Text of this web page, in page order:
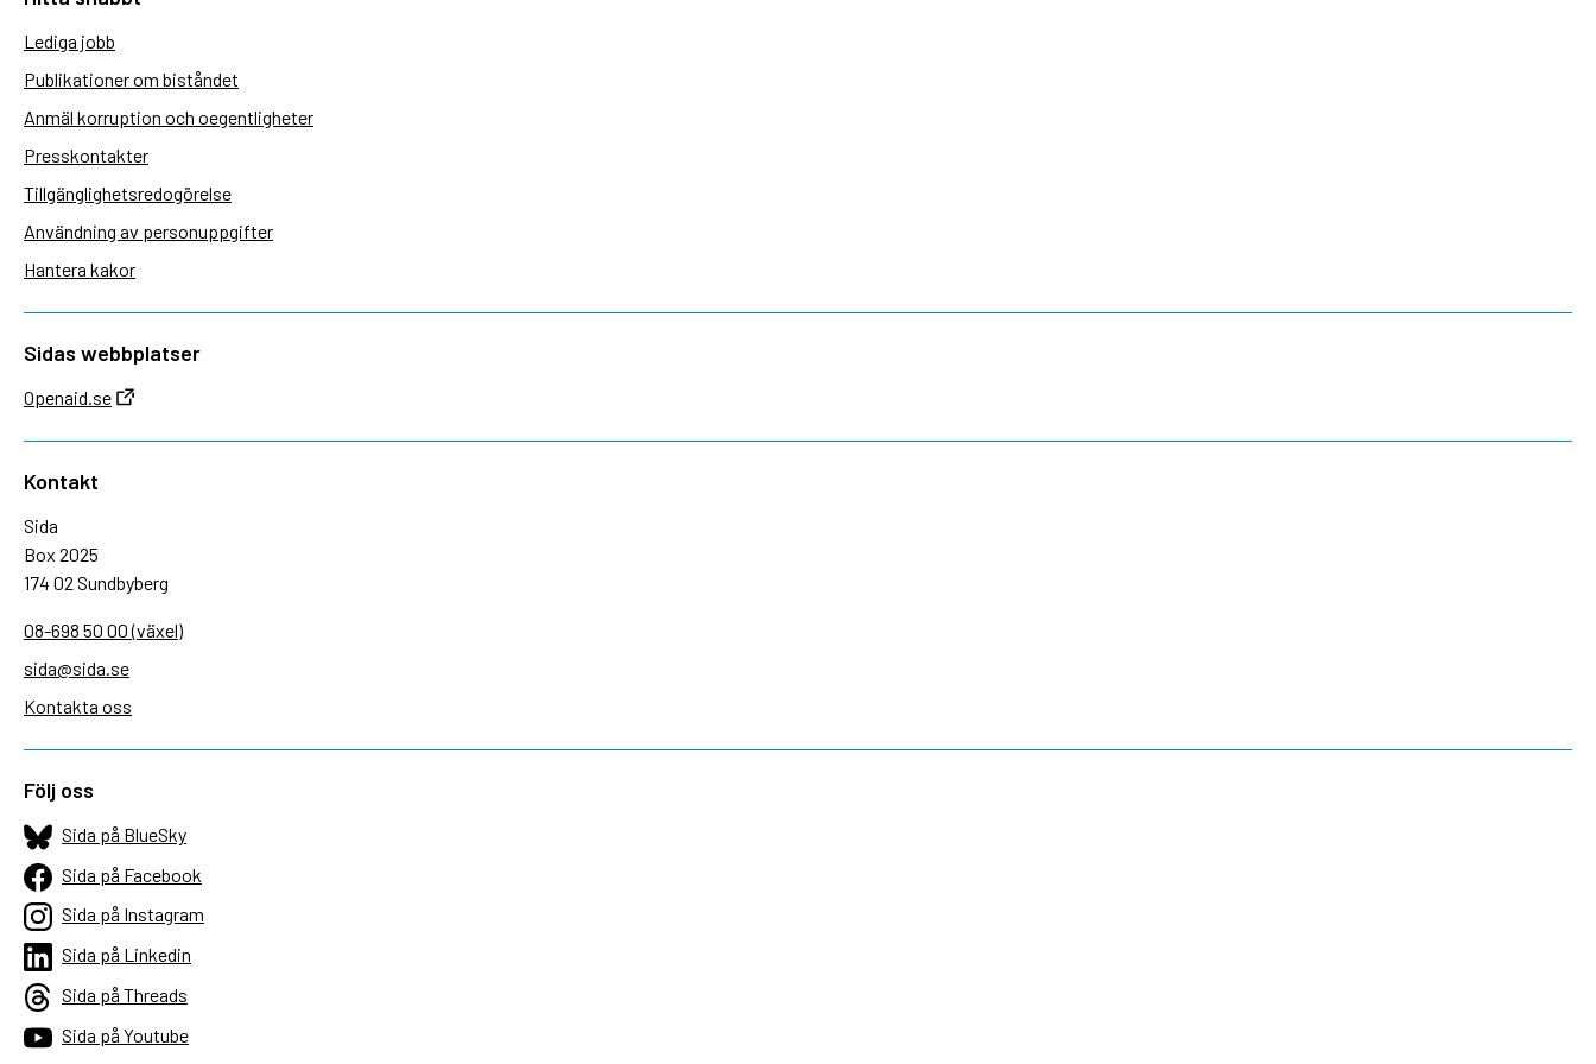
Lediga jobb
Publikationer om biståndet
Anmäl korruption och oegentligheter
Presskontakter
Tillgänglighetsredogörelse
Användning av personuppgifter
Hantera kakor
Sidas webbplatser
Openaid.se
Kontakt
Sida
Box 2025
174 02 Sundbyberg
08-698 50 00 (växel)
sida@sida.se
Kontakta oss
Följ oss
Sida på BlueSky
Sida på Facebook
Sida på Instagram
Sida på Linkedin
Sida på Threads
Sida på Youtube